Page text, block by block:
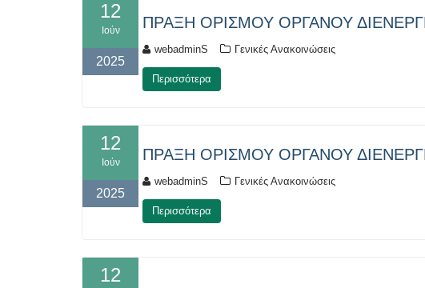
12
Ιούν
2025
ΠΡΑΞΗ ΟΡΙΣΜΟΥ ΟΡΓΑΝΟΥ
webadminS Γενικές Ανακοινώσεις
Περισσότερα
12
Ιούν
2025
ΠΡΑΞΗ ΟΡΙΣΜΟΥ ΟΡΓΑΝΟΥ
webadminS Γενικές Ανακοινώσεις
Περισσότερα
12